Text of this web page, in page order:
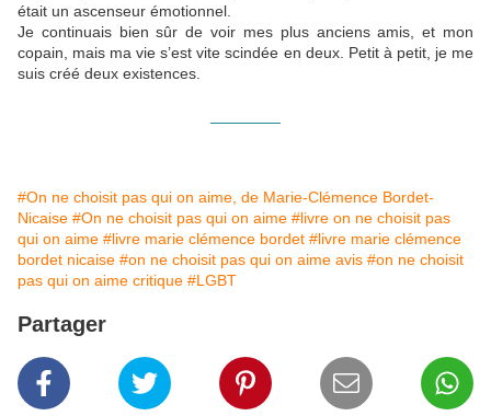
était un ascenseur émotionnel.
Je continuais bien sûr de voir mes plus anciens amis, et mon
copain, mais ma vie s’est vite scindée en deux. Petit à petit, je me
suis créé deux existences.
#On ne choisit pas qui on aime, de Marie-Clémence Bordet-
Nicaise #On ne choisit pas qui on aime #livre on ne choisit pas
qui on aime #livre marie clémence bordet #livre marie clémence
bordet nicaise #on ne choisit pas qui on aime avis #on ne choisit
pas qui on aime critique #LGBT
Partager